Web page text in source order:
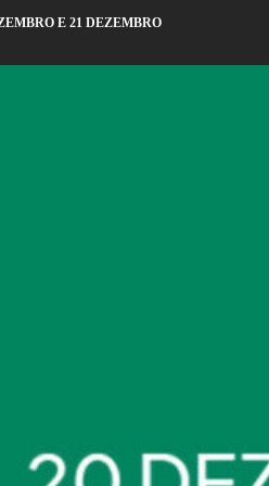
E 21 DEZEMBRO